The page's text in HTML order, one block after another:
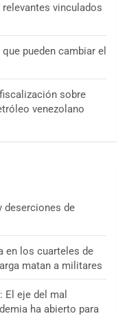
vinculados
pueden cambiar el
sobre
venezolano
deserciones de
en los cuarteles de
matan a militares
El eje del mal
ha abierto para